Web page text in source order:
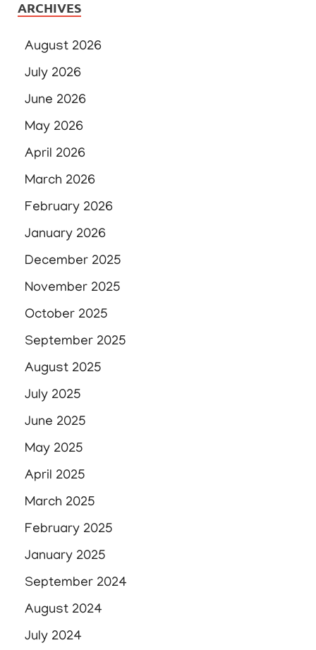
ARCHIVES
August 2026
July 2026
June 2026
May 2026
April 2026
March 2026
February 2026
January 2026
December 2025
November 2025
October 2025
September 2025
August 2025
July 2025
June 2025
May 2025
April 2025
March 2025
February 2025
January 2025
September 2024
August 2024
July 2024